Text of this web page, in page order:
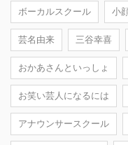
ボーカルスクール 小
芸名由来 三谷幸喜
おかあさんといっしょ
お笑い芸人になるには
アナウンサースクール